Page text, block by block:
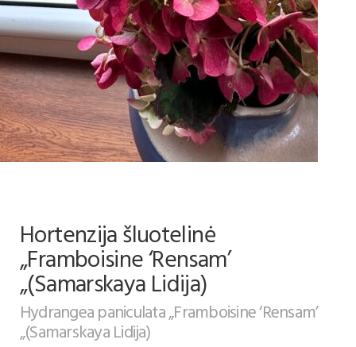
Hortenzija šluotelinė
„Framboisine ‘Rensam’
„(Samarskaya Lidija)
Hydrangea paniculata „Framboisine ‘Rensam’
„(Samarskaya Lidija)